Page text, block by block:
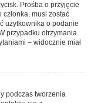
Prośba o przyjęcie
musi zostać
użytkownika o podanie
przypadku otrzymania
– widocznie miał
podczas tworzenia